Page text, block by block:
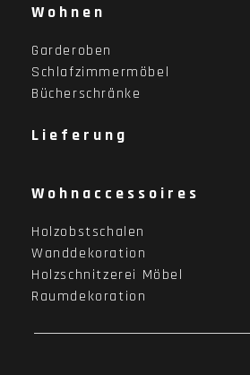
Wohnen
Garderoben
Schlafzimmermöbel
Bücherschränke
Lieferung
Wohnaccessoires
Holzobstschalen
Wanddekoration
Holzschnitzerei Möbel
Raumdekoration